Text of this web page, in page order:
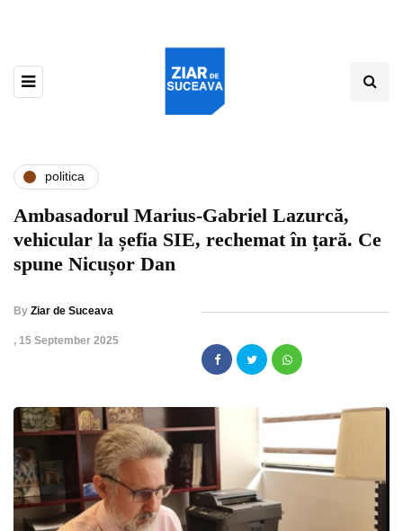
politica
Ambasadorul Marius-Gabriel Lazurcă,
vehicular la șefia SIE, rechemat în țară. Ce
spune Nicușor Dan
By Ziar de Suceava
, 15 September 2025